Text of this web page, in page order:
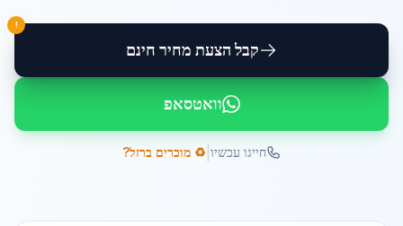
קבל הצעת מחיר חינם
!
וואטסאפ
חייגו עכשיו ♻️ מוכרים ברזל?